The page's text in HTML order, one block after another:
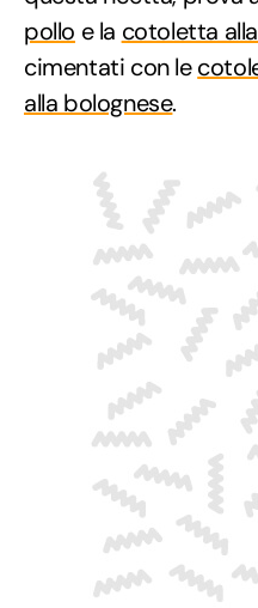
pollo e la cotoletta
cimentati con le
alla bolognese.